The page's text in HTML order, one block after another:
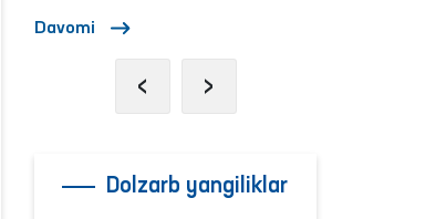
Davomi
‹ ›
Dolzarb yangiliklar